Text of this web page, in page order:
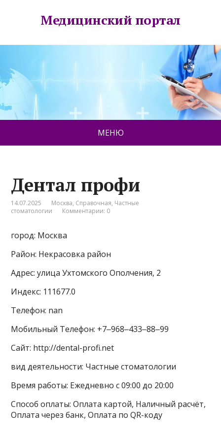
Медицинский портал
МЕНЮ
Дентал профи
14.07.2025 Москва, Справочная, Частные
стоматологии
Комментарии: 0
город: Москва
Район: Некрасовка район
Адрес: улица Ухтомского Ополчения, 2
Индекс: 111677.0
Телефон: nan
Мобильный Телефон: +7‒968‒433‒88‒99
Сайт: http://dental-profi.net
вид деятельности: Частные стоматологии
Время работы: Ежедневно с 09:00 до 20:00
Способ оплаты: Оплата картой, Наличный расчёт,
Оплата через банк, Оплата по QR-коду